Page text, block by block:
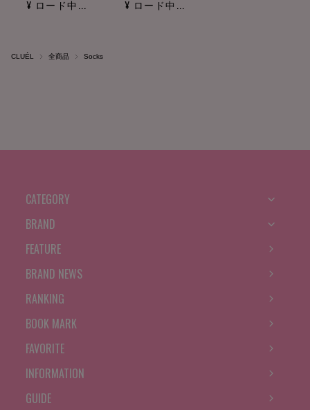
¥ ロード中... ¥ ロード中...
CLUÉL 全商品 Socks
CATEGORY
BRAND
FEATURE
BRAND NEWS
RANKING
BOOK MARK
FAVORITE
INFORMATION
GUIDE